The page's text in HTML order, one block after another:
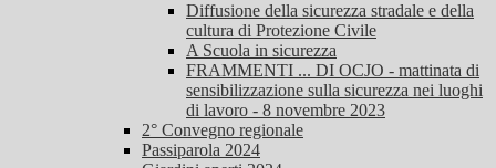
Diffusione della sicurezza stradale e della
cultura di Protezione Civile
A Scuola in sicurezza
FRAMMENTI ... DI OCJO - mattinata di
sensibilizzazione sulla sicurezza nei luoghi
di lavoro - 8 novembre 2023
2° Convegno regionale
Passiparola 2024